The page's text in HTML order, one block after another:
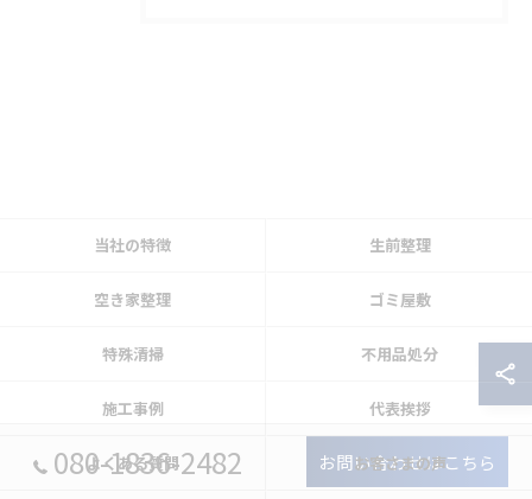
080-1836-2482 お問い合わせはこちら
当社の特徴 生前整理
空き家整理 ゴミ屋敷
特殊清掃 不用品処分
施工事例 代表挨拶
よくある質問 お客さまの声